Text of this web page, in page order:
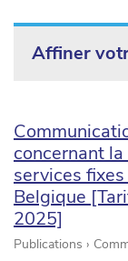
Affiner
concernant
services
Belgique
2025]
Publications ›